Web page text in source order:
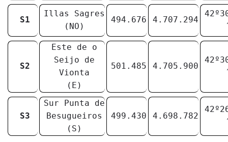
S1
Illas Sagres
(NO)
494.676 4.707.294
S2
Este de o
Seijo de
Vionta
(E)
501.485 4.705.900
S3
Sur Punta de
Besugueiros
(S)
499.430 4.698.782